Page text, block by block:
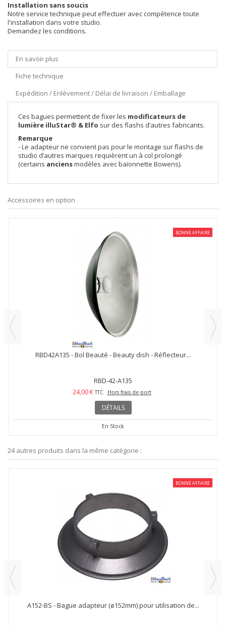
Installation sans soucis
Notre service technique peut effectuer avec compétence toute
l'installation dans votre studio.
Demandez les conditions.
En savoir plus
Fiche technique
Expédition / Enlèvement / Délai de livraison / Emballage
Ces bagues permettent de fixer les modificateurs de
lumière illuStar® & Elfo sur des flashs d’autres fabricants.
Remarque
- Le adapteur ne convient pas pour le montage sur flashs de
studio d’autres marques requièrent un à col prolongé
(certains anciensmodèles avec baïonnette Bowens).
Accessoires en option
BONNE AFFAIRE
RBD42A135 - Bol Beauté - Beauty dish - Réflecteur...
RBD-42-A135
24,00 € TTC Hors frais de port
DÉTAILS
En Stock
24 autres produits dans la même catégorie :
BONNE AFFAIRE
A152-BS - Bague adapteur (ø152mm) pour utilisation de...